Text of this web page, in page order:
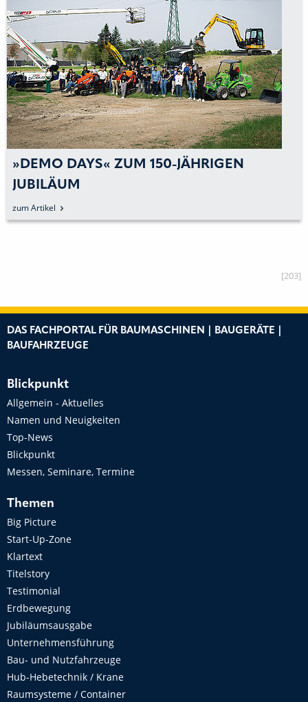
»DEMO DAYS« ZUM 150-JÄHRIGEN
JUBILÄUM
zum Artikel
[203]
DAS FACHPORTAL FÜR BAUMASCHINEN | BAUGERÄTE |
BAUFAHRZEUGE
Blickpunkt
Allgemein - Aktuelles
Namen und Neuigkeiten
Top-News
Blickpunkt
Messen, Seminare, Termine
Themen
Big Picture
Start-Up-Zone
Klartext
Titelstory
Testimonial
Erdbewegung
Jubiläumsausgabe
Unternehmensführung
Bau- und Nutzfahrzeuge
Hub-Hebetechnik / Krane
Raumsysteme / Container